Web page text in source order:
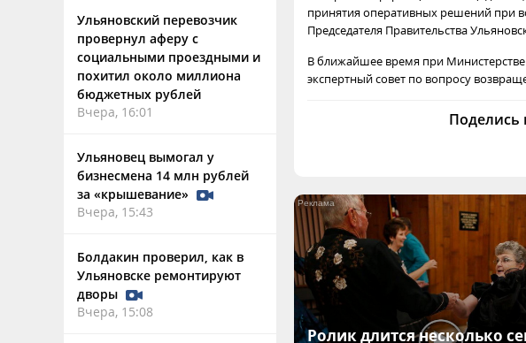
Ульяновский перевозчик
провернул аферу с
социальными проездными и
похитил около миллиона
бюджетных рублей
Вчера, 16:01
Ульяновец вымогал у
бизнесмена 14 млн рублей
за «крышевание»
Вчера, 15:43
Болдакин проверил, как в
Ульяновске ремонтируют
дворы
Вчера, 15:08
принятия оперативных решений при
Председателя Правительства
В ближайшее время при Министерстве
экспертный совет по вопросу
Поделись
Ролик длится несколько